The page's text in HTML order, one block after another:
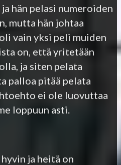
hän pelasi numeroiden
mutta hän johtaa
vain yksi peli muiden
on, että yritetään
ja siten pelata
palloa pitää pelata
ei ole luovuttaa
loppuun asti.
ja heitä on